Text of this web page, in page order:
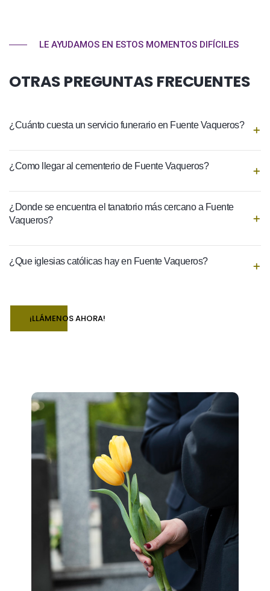
LE AYUDAMOS EN ESTOS MOMENTOS DIFÍCILES
OTRAS PREGUNTAS FRECUENTES
¿Cuánto cuesta un servicio funerario en Fuente Vaqueros?
¿Como llegar al cementerio de Fuente Vaqueros?
¿Donde se encuentra el tanatorio más cercano a Fuente
Vaqueros?
¿Que iglesias católicas hay en Fuente Vaqueros?
¡LLÁMENOS AHORA!